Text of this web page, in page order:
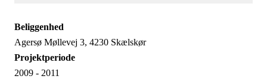
Beliggenhed
Agersø Møllevej 3, 4230 Skælskør
Projektperiode
2009 - 2011